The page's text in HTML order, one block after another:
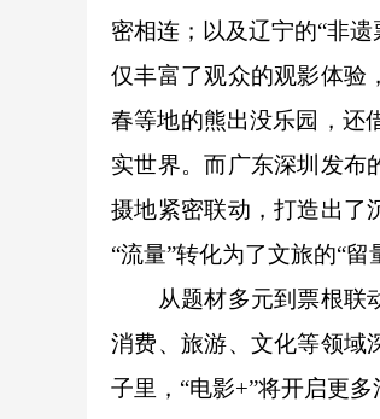
密相连；以及辽宁的“非
仅丰富了观众的观影体验
春等地的熊出没乐园，还
实世界。而广东深圳发布
摄地紧密联动，打造出了
“流量”转化为了文旅的“留
从题材多元到票根联动
消费、旅游、文化等领域
子里，“电影+”将开启更